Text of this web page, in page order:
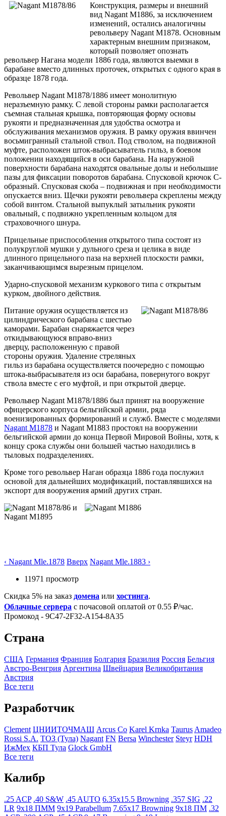
Конструкция, размеры и внешний
вид Nagant M1886, за исключением
изменений, остались аналогичны
револьверу Nagant M1878. Основным
характерным внешним признаком,
который позволяет опознать
револьвер Нагана модели 1886 года, являются выемки в
барабане вместо длинных проточек, открытых с одного края в
образце 1878 года.
Револьвер Nagant M1878/1886 имеет монолитную
неразъемную рамку. С левой стороны рамки располагается
съемная стальная крышка, повторяющая форму основы
рукояти и предназначенная для удобства осмотра и
обслуживания механизмов оружия. В рамку оружия ввинчен
восьмигранный стальной ствол. Под стволом, на подвижной
муфте, расположен шток-выбрасыватель гильз, в боевом
положении находящийся в оси барабана. На наружной
поверхности барабана находятся овальные долы и небольшие
пазы для фиксации поворотов барабана. Спусковой крючок С-
образный. Спусковая скоба – подвижная и при необходимости
опускается вниз. Щечки рукояти револьвера скреплены между
собой винтом. Стальной выпуклый затыльник рукояти
овальный, с подвижно укрепленным кольцом для
страховочного шнура.
Прицельные приспособления открытого типа состоят из
полукруглой мушки у дульного среза и целика в виде
длинного прицельного паза на верхней плоскости рамки,
заканчивающимся вырезным прицелом.
Ударно-спусковой механизм куркового типа с открытым
курком, двойного действия.
Питание оружия осуществляется из
цилиндрического барабана с шестью
каморами. Барабан снаряжается через
откидывающуюся вправо-вниз
дверцу, расположенную с правой
стороны оружия. Удаление стреляных
гильз из барабана осуществляется поочередно с помощью
штока-выбрасывателя из оси барабана, повернутого вокруг
ствола вместе с его муфтой, и при открытой дверце.
Револьвер Nagant M1878/1886 был принят на вооружение
офицерского корпуса бельгийской армии, ряда
военизированных формирований и служб. Вместе с моделями
Nagant M1878 и Nagant M1883 простоял на вооружении
бельгийской армии до конца Первой Мировой Войны, хотя, к
концу срока службы они большей частью находились в
тыловых подразделениях.
Кроме того револьвер Наган образца 1886 года послужил
основой для дальнейших модификаций, поставлявшихся на
экспорт для вооружения армий других стран.
‹ Nagant Mle.1878 Вверх Nagant Mle.1883 ›
11971 просмотр
Скидка 5% на заказ домена или хостинга.
Облачные сервера с почасовой оплатой от 0.55 ₽/час.
Промокод - 9C47-2F32-A154-8A35
Страна
США Германия Франция Болгария Бразилия Росcия Бельгия
Австро-Венгрия Аргентина Швейцария Великобритания
Австрия
Все теги
Разработчик
Clement ЦНИИТОЧМАШ Arcus Co Karel Krnka Taurus Amadeo
Rossi S.A. ТОЗ (Тула) Nagant FN Bersa Winchester Steyr HDH
ИжМех КБП Тула Glock GmbH
Все теги
Калибр
.25 ACP .40 S&W .45 AUTO 6.35x15.5 Browning .357 SIG .22
LR 9x18 ПММ 9x19 Parabellum 7.65x17 Browning 9x18 ПМ .32